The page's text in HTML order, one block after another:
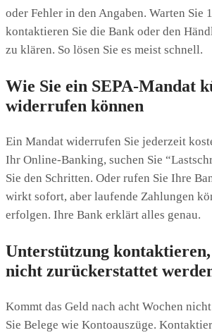
oder Fehler in den Angaben. Warten Sie
kontaktieren Sie die Bank oder den
zu klären. So lösen Sie es meist schnell.
Wie Sie ein SEPA-Mandat
widerrufen können
Ein Mandat widerrufen Sie jederzeit
Ihr Online-Banking, suchen Sie
Sie den Schritten. Oder rufen Sie Ihre
wirkt sofort, aber laufende Zahlungen
erfolgen. Ihre Bank erklärt alles genau.
Unterstützung
nicht zurückerstattet
Kommt das Geld nach acht Wochen
Sie Belege wie Kontoauszüge.